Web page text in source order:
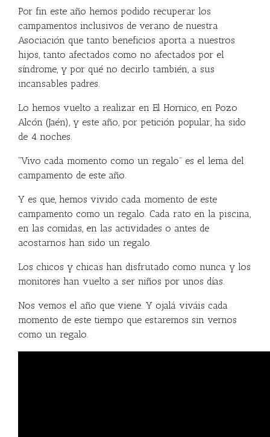
Por fin este año hemos podido recuperar los
campamentos inclusivos de verano de nuestra
Asociación que tanto beneficios aporta a nuestros
hijos, tanto afectados como no afectados por el
síndrome, y por qué no decirlo también, a sus
incansables padres.
Lo hemos vuelto a realizar en El Hornico, en Pozo
Alcón (Jaén), y este año, por petición popular, ha sido
de 4 noches.
“Vivo cada momento como un regalo” es el lema del
campamento de este año.
Y es que, hemos vivido cada momento de este
campamento como un regalo. Cada rato en la piscina,
en las comidas, en las actividades o antes de
acostarnos han sido un regalo.
Los chicos y chicas han disfrutado como nunca y los
monitores han vuelto a ser niños por unos días.
Nos vemos el año que viene. Y ojalá viváis cada
momento de este tiempo que estaremos sin vernos
como un regalo.